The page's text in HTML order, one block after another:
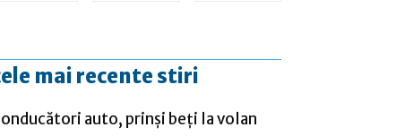
mai recente stiri
auto, prinşi beţi la volan